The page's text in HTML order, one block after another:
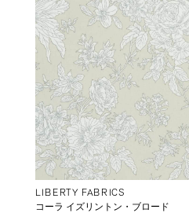
LIBERTY FABRICS
コーラ イズリントン・ブロード